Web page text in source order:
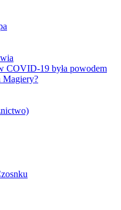
COVID-19 była powodem
Magiery?